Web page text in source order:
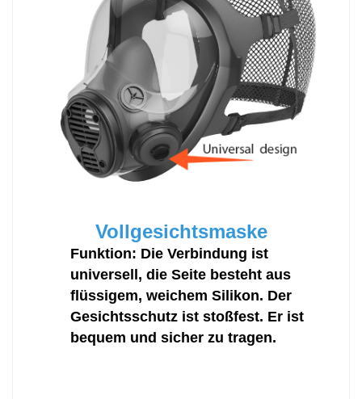
Vollgesichtsmaske
Funktion: Die Verbindung ist
universell, die Seite besteht aus
flüssigem, weichem Silikon. Der
Gesichtsschutz ist stoßfest. Er ist
bequem und sicher zu tragen.